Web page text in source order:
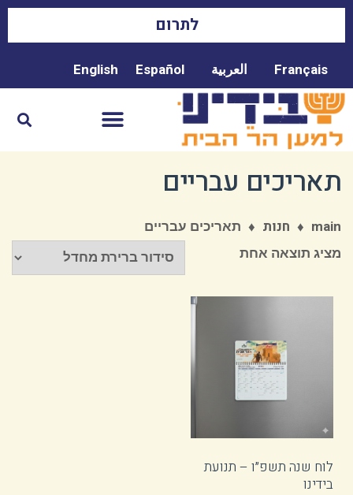
לתרום
Français العربية Español
English
תאריכים עבריים
main
♦ חנות ♦ תאריכים עבריים
מציג תוצאה אחת
לוח שנה תשפ״ו – תנועת
בידינו